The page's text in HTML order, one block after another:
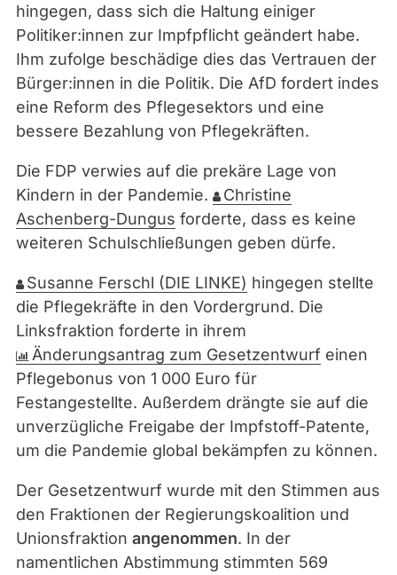
hingegen, dass sich die Haltung einiger
Politiker:innen zur Impfpflicht geändert habe.
Ihm zufolge beschädige dies das Vertrauen der
Bürger:innen in die Politik. Die AfD fordert indes
eine Reform des Pflegesektors und eine
bessere Bezahlung von Pflegekräften.
Die FDP verwies auf die prekäre Lage von
Kindern in der Pandemie.
Christine
Aschenberg-Dungus forderte, dass es keine
weiteren Schulschließungen geben dürfe.
Susanne Ferschl (DIE LINKE) hingegen stellte
die Pflegekräfte in den Vordergrund. Die
Linksfraktion forderte in ihrem
Änderungsantrag zum Gesetzentwurf einen
Pflegebonus von 1 000 Euro für
Festangestellte. Außerdem drängte sie auf die
unverzügliche Freigabe der Impfstoff-Patente,
um die Pandemie global bekämpfen zu können.
Der Gesetzentwurf wurde mit den Stimmen aus
den Fraktionen der Regierungskoalition und
Unionsfraktion angenommen. In der
namentlichen Abstimmung stimmten 569